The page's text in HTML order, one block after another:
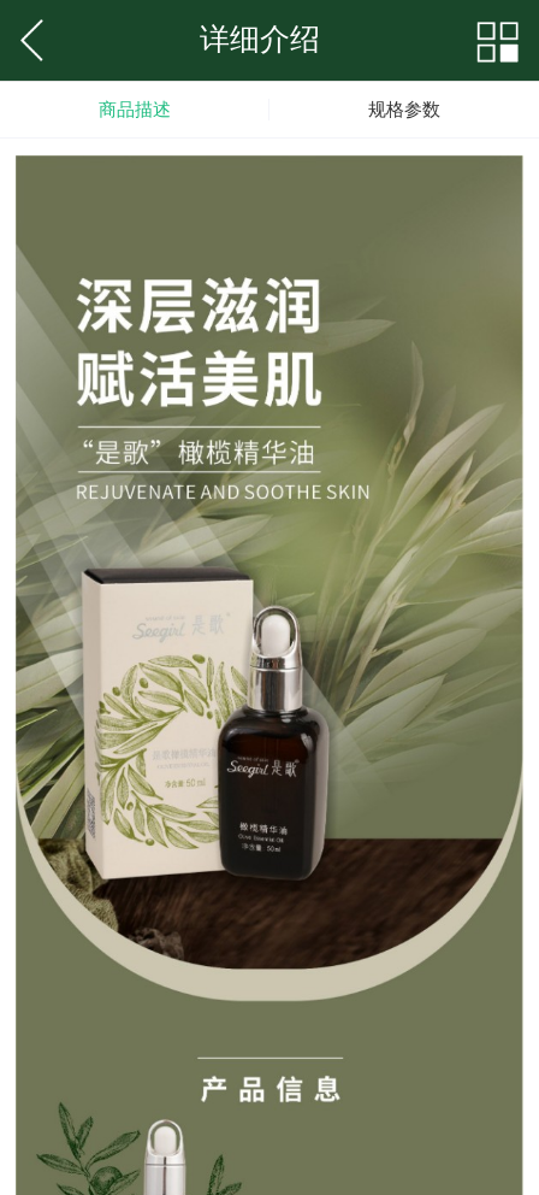
详细介绍
商品描述 规格参数